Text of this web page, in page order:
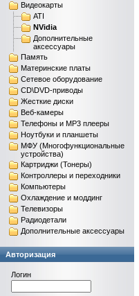
Видеокарты
ATI
NVidia
Дополнительные
аксессуары
Память
Материнские платы
Сетевое оборудование
CD\DVD-приводы
Жесткие диски
Веб-камеры
Телефоны и MP3 плееры
Ноутбуки и планшеты
МФУ (Многофункциональные
устройства)
Картриджи (Тонеры)
Контроллеры и переходники
Компьютеры
Охлаждение и моддинг
Телевизоры
Радиодетали
Дополнительные аксессуары
Авторизация
Логин